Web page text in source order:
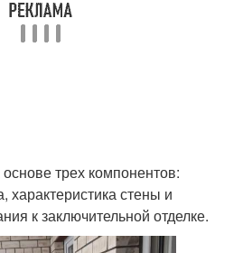
трех компонентов:
характеристика стены и
к заключительной отделке.